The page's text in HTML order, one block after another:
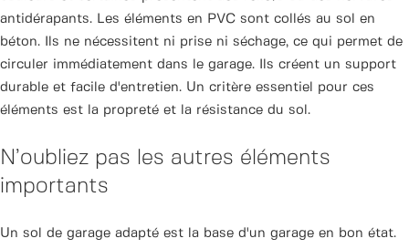
antidérapants. Les éléments en PVC sont collés au sol en
béton. Ils ne nécessitent ni prise ni séchage, ce qui permet de
circuler immédiatement dans le garage. Ils créent un support
durable et facile d'entretien. Un critère essentiel pour ces
éléments est la propreté et la résistance du sol.
N’oubliez pas les autres éléments
importants
Un sol de garage adapté est la base d'un garage en bon état.